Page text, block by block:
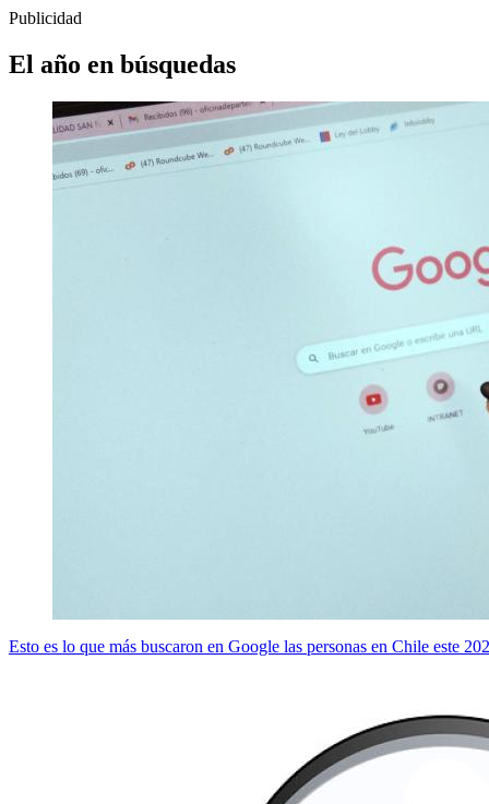
Publicidad
El año en búsquedas
Esto es lo que más buscaron en Google las personas en Chile este